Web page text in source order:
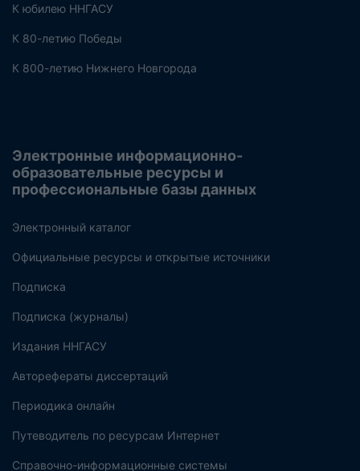
К юбилею ННГАСУ
К 80-летию Победы
К 800-летию Нижнего Новгорода
Электронные информационно-
образовательные ресурсы и
профессиональные базы данных
Электронный каталог
Официальные ресурсы и открытые источники
Подписка
Подписка (журналы)
Издания ННГАСУ
Авторефераты диссертаций
Периодика онлайн
Путеводитель по ресурсам Интернет
Справочно-информационные системы